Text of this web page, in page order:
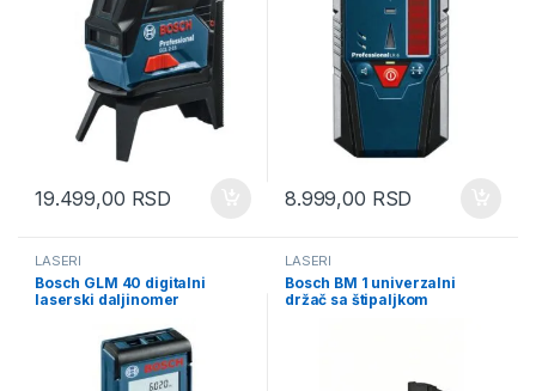
19.499,00 RSD 8.999,00 RSD
LASERI
Bosch GLM 40 digitalni
laserski daljinomer
LASERI
Bosch BM 1 univerzalni
držač sa štipaljkom